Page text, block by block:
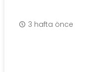
3 hafta önce